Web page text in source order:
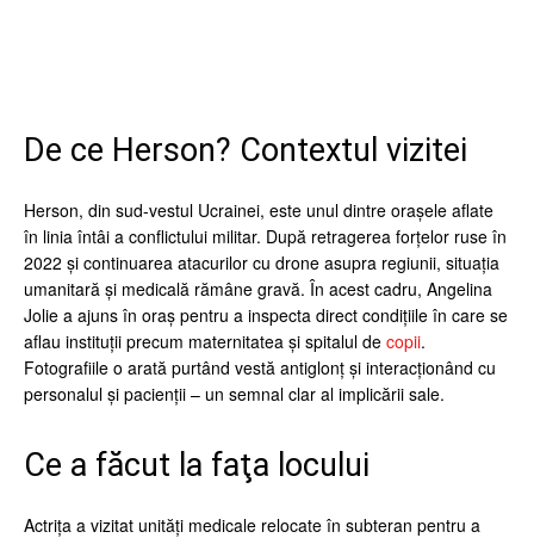
De ce Herson? Contextul vizitei
Herson, din sud-vestul Ucrainei, este unul dintre oraşele aflate
în linia întâi a conflictului militar. După retragerea forţelor ruse în
2022 şi continuarea atacurilor cu drone asupra regiunii, situaţia
umanitară şi medicală rămâne gravă. În acest cadru, Angelina
Jolie a ajuns în oraş pentru a inspecta direct condiţiile în care se
aflau instituţii precum maternitatea şi spitalul de copii.
Fotografiile o arată purtând vestă antiglonţ şi interacţionând cu
personalul şi pacienţii – un semnal clar al implicării sale.
Ce a făcut la faţa locului
Actriţa a vizitat unităţi medicale relocate în subteran pentru a